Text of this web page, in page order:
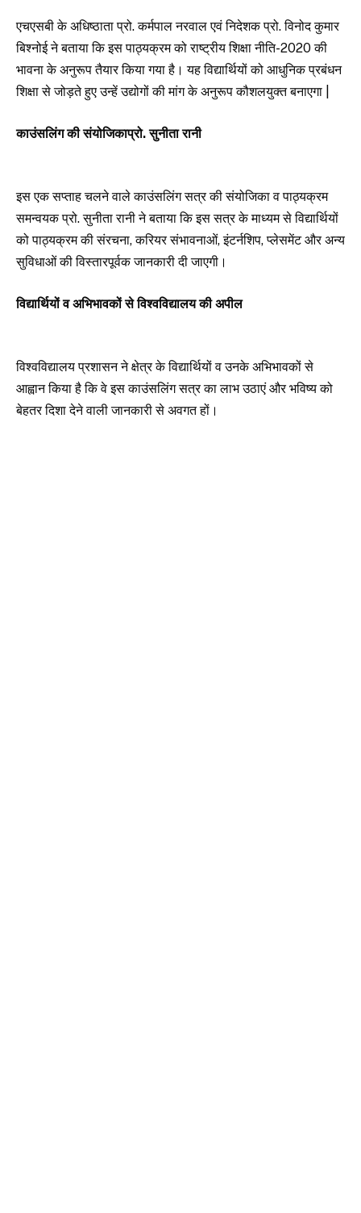
एचएसबी के अधिष्ठाता प्रो. कर्मपाल नरवाल एवं निदेशक प्रो. विनोद कुमार
बिश्नोई ने बताया कि इस पाठ्यक्रम को राष्ट्रीय शिक्षा नीति-2020 की
भावना के अनुरूप तैयार किया गया है। यह विद्यार्थियों को आधुनिक प्रबंधन
शिक्षा से जोड़ते हुए उन्हें उद्योगों की मांग के अनुरूप कौशलयुक्त बनाएगा |
काउंसलिंग की संयोजिकाप्रो. सुनीता रानी
इस एक सप्ताह चलने वाले काउंसलिंग सत्र की संयोजिका व पाठ्यक्रम
समन्वयक प्रो. सुनीता रानी ने बताया कि इस सत्र के माध्यम से विद्यार्थियों
को पाठ्यक्रम की संरचना, करियर संभावनाओं, इंटर्नशिप, प्लेसमेंट और अन्य
सुविधाओं की विस्तारपूर्वक जानकारी दी जाएगी।
विद्यार्थियों व अभिभावकों से विश्वविद्यालय की अपील
विश्वविद्यालय प्रशासन ने क्षेत्र के विद्यार्थियों व उनके अभिभावकों से
आह्वान किया है कि वे इस काउंसलिंग सत्र का लाभ उठाएं और भविष्य को
बेहतर दिशा देने वाली जानकारी से अवगत हों।